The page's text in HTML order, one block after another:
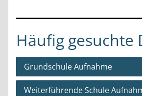
Häufig gesuchte
Grundschule Aufnahme
Weiterführende Schule